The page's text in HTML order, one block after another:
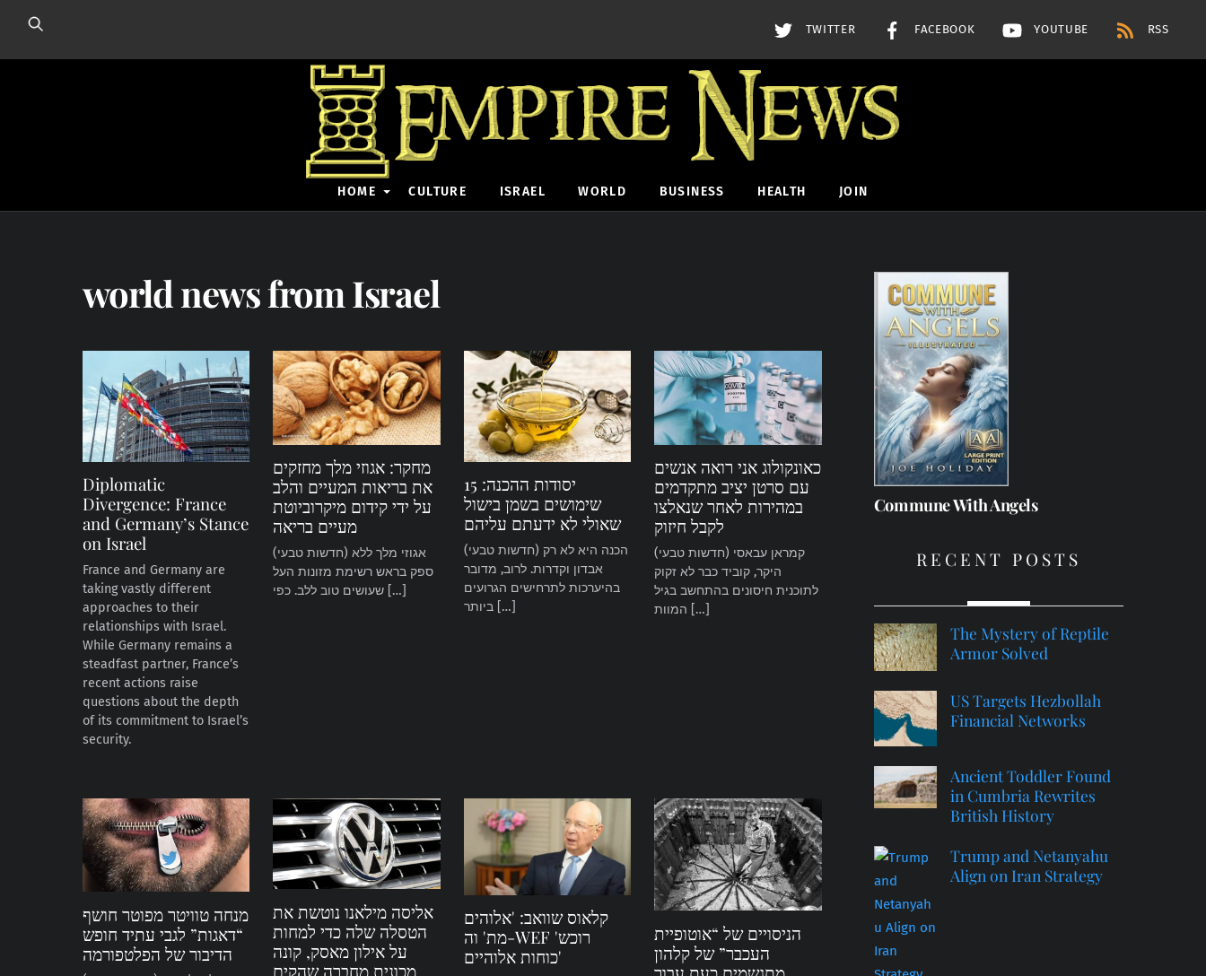
content
TWITTER FACEBOOK YOUTUBE RSS
HOME CULTURE ISRAEL WORLD BUSINESS HEALTH JOIN
world news from Israel
Diplomatic
Divergence: France
and Germany’s Stance
on Israel
France and Germany are
taking vastly different
approaches to their
relationships with Israel.
While Germany remains a
steadfast partner, France’s
recent actions raise
questions about the depth
of its commitment to Israel’s
security.
מחקר: אגוזי מלך מחזקים
את בריאות המעיים והלב
על ידי קידום מיקרוביוטת
מעיים בריאה
(חדשות טבעי) אגוזי מלך ללא
ספק בראש רשימת מזונות העל
שעושים טוב ללב. כפי […]
יסודות ההכנה: 15
שימושים בשמן בישול
שאולי לא ידעתם עליהם
(חדשות טבעי) הכנה היא לא רק
אבדון וקדרות. לרוב, מדובר
בהיערכות לתרחישים הגרועים
ביותר […]
כאונקולוג אני רואה אנשים
עם סרטן יציב מתקדמים
במהירות לאחר שנאלצו
לקבל חיזוק
(חדשות טבעי) קמראן עבאסי
היקר, קוביד כבר לא זקוק
לתוכנית חיסונים בהתחשב בגיל
המוות […]
מנחה טוויטר מפוטר חושף
“דאגות” לגבי עתיד חופש
הדיבור של הפלטפורמה
אליסה מילאנו נוטשת את
הטסלה שלה כדי למחות
על אילון מאסק, קונה
מכונית מחברה שהקים
קלאוס שוואב: 'אלוהים
מת' וה-WEF 'רוכש
כוחות אלוהיים'
הניסויים של “אוטופיית
העכבר” של קלהון
Commune With Angels
RECENT POSTS
The Mystery of Reptile
Armor Solved
US Targets Hezbollah
Financial Networks
Ancient Toddler Found
in Cumbria Rewrites
British History
Trump and Netanyahu
Align on Iran Strategy